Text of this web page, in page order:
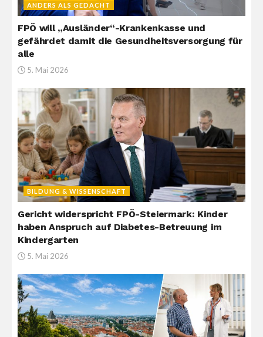
ANDERS ALS GEDACHT
FPÖ will „Ausländer“-Krankenkasse und
gefährdet damit die Gesundheitsversorgung für
alle
5. Mai 2026
BILDUNG & WISSENSCHAFT
Gericht widerspricht FPÖ-Steiermark: Kinder
haben Anspruch auf Diabetes-Betreuung im
Kindergarten
5. Mai 2026